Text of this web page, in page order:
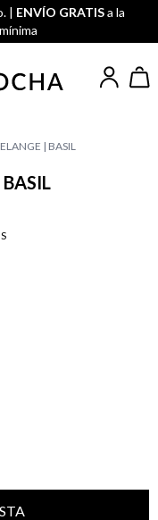
| ENVÍO GRATISa la
| BASIL